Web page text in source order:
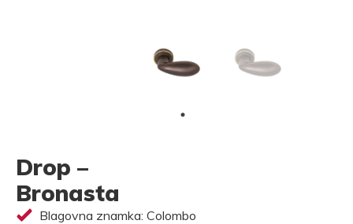
Drop –
Bronasta
Blagovna znamka: Colombo